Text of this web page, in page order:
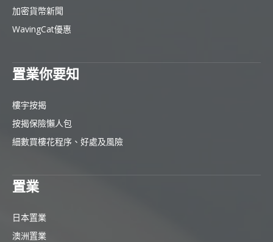
加密貨幣新聞
WavingCat優惠
置業你要知
樓宇按揭
按揭保險懶人包
細數買樓花程序、好處及風險
置業
日本置業
澳洲置業